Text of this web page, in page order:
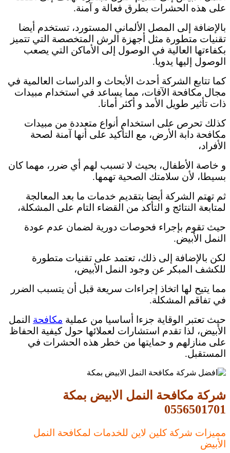
على هذه الحشرات بطرق فعالة و آمنة.
بالإضافة إلى المصل الألماني المستورد، تستخدم أيضا
تقنيات متطورة مثل أجهزة الرش المتخصصة التي تتميز
بكفاءتها العالية في الوصول إلى الأماكن التي يصعب
الوصول إليها يدويا.
كما تتابع الشركة أحدث الأبحاث و الدراسات العالمية في
مجال مكافحة الآفات، مما يساعد في استخدام مبيدات
ذات تأثير طويل الأمد و أكثر أمانا.
كذلك تحرص على استخدام أنواع متعددة من مبيدات
مكافحة دابة الأرض، مع التأكيد على أنها آمنة لصحة
الأفراد،
و خاصة الأطفال، بحيث لا تسبب لهم أي ضرر، مهما كان
بسيطا، لأن سلامتك الصحية تهمها.
ثم تهتم الشركة أيضا بتقديم خدمات ما بعد المعالجة
لمتابعة النتائج و التأكد من القضاء التام على المشكلة،
حيث تقوم بإجراء فحوصات دورية لضمان عدم عودة
النمل الأبيض.
لكن بالإضافة إلى ذلك، تعتمد على تقنيات متطورة
للكشف المبكر عن وجود النمل الأبيض،
مما يتيح لها اتخاذ إجراءات سريعة قبل أن يتسبب الضرر
في تفاقم المشكلة.
حيث تعتبر الوقاية جزءا أساسيا من عملية مكافحة النمل
الأبيض، لذا تقدم استشارات لعملائها حول كيفية الحفاظ
على منازلهم و حمايتها من خطر هذه الحشرات في
المستقبل.
شركة مكافحة النمل الابيض بمكة
0556501701
مميزات شركة كلين لاين للخدمات لمكافحة النمل
الأبيض